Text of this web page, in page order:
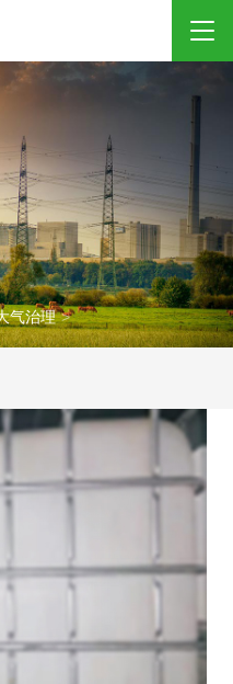
工业润滑
气治理